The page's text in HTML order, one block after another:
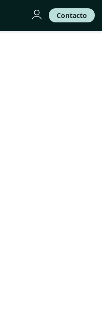
Contacto